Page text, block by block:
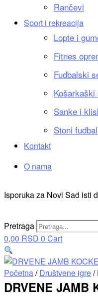
Rančevi
Sport i rekreacija
Lopte i
Fitnes
Fudbalski
Košarkaški
Sanke i
Stoni
Kontakt
O nama
Isporuka za Novi Sad isti
Pretraga
0,00 RSD 0 Cart
Početna/Društvene igre/
DRVENE JAMB